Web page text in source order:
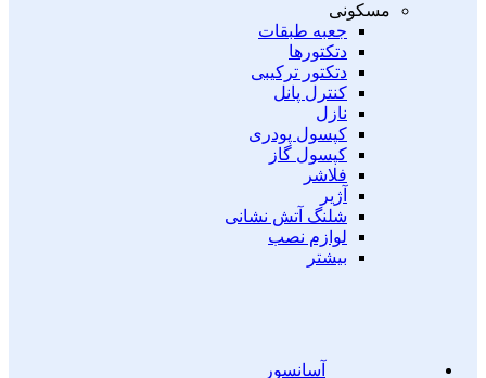
مسکونی
جعبه طبقات
دتکتورها
دتکتور ترکیبی
کنترل پانل
نازل
کپسول پودری
کپسول گاز
فلاشر
آژیر
شلنگ آتش نشانی
لوازم نصب
بیشتر
آسانسور